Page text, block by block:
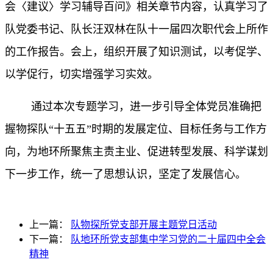
会〈建议〉学习辅导百问》相关章节内容，认真学习了
队党委书记、队长汪双林在队十一届四次职代会上所作
的工作报告。会上，组织开展了知识测试，以考促学、
以学促行，切实增强学习实效。
通过本次专题学习，进一步引导全体党员准确把
握物探队“十五五”时期的发展定位、目标任务与工作方
向，为地环所聚焦主责主业、促进转型发展、科学谋划
下一步工作，统一了思想认识，坚定了发展信心。
上一篇：
队物探所党支部开展主题党日活动
下一篇：
队地环所党支部集中学习党的二十届四中全会
精神